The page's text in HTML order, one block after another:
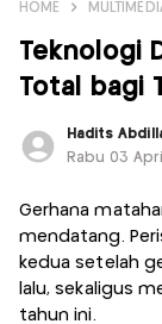
HOME
Teknologi
Total bagi
Hadits
Rabu 03
Gerhana
mendatang.
kedua setelah
lalu, sekaligus
tahun ini.